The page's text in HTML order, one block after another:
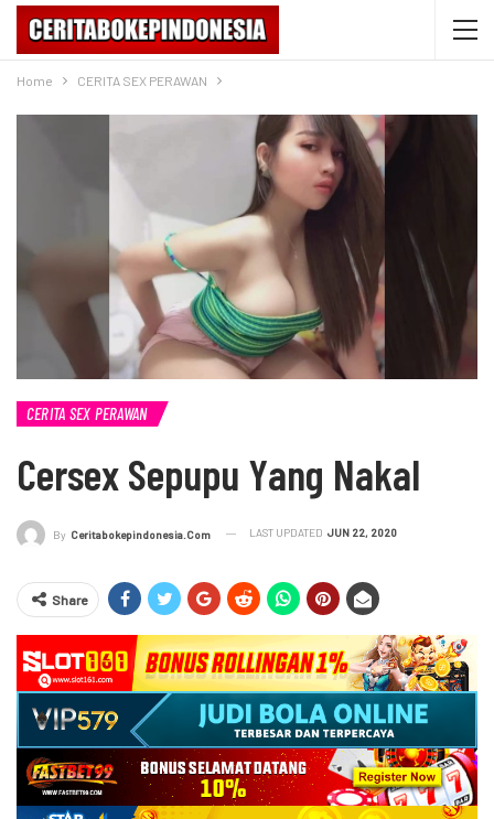
Home CERITA SEX PERAWAN
CERITA SEX PERAWAN
Cersex Sepupu Yang Nakal
By Ceritabokepindonesia.com LAST UPDATED JUN 22, 2020
Share